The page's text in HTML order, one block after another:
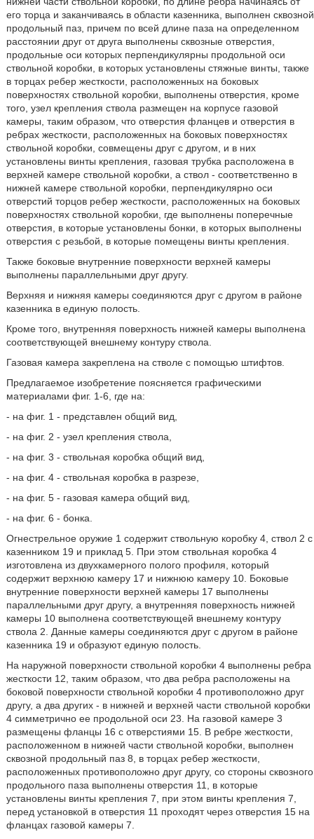
его торца и заканчиваясь в области казенника, выполнен сквозной
продольный паз, причем по всей длине паза на определенном
расстоянии друг от друга выполнены сквозные отверстия,
продольные оси которых перпендикулярны продольной оси
ствольной коробки, в которых установлены стяжные винты, также
в торцах ребер жесткости, расположенных на боковых
поверхностях ствольной коробки, выполнены отверстия, кроме
того, узел крепления ствола размещен на корпусе газовой
камеры, таким образом, что отверстия фланцев и отверстия в
ребрах жесткости, расположенных на боковых поверхностях
ствольной коробки, совмещены друг с другом, и в них
установлены винты крепления, газовая трубка расположена в
верхней камере ствольной коробки, а ствол - соответственно в
нижней камере ствольной коробки, перпендикулярно оси
отверстий торцов ребер жесткости, расположенных на боковых
поверхностях ствольной коробки, где выполнены поперечные
отверстия, в которые установлены бонки, в которых выполнены
отверстия с резьбой, в которые помещены винты крепления.
Также боковые внутренние поверхности верхней камеры
выполнены параллельными друг другу.
Верхняя и нижняя камеры соединяются друг с другом в районе
казенника в единую полость.
Кроме того, внутренняя поверхность нижней камеры выполнена
соответствующей внешнему контуру ствола.
Газовая камера закреплена на стволе с помощью штифтов.
Предлагаемое изобретение поясняется графическими
материалами фиг. 1-6, где на:
- на фиг. 1 - представлен общий вид,
- на фиг. 2 - узел крепления ствола,
- на фиг. 3 - ствольная коробка общий вид,
- на фиг. 4 - ствольная коробка в разрезе,
- на фиг. 5 - газовая камера общий вид,
- на фиг. 6 - бонка.
Огнестрельное оружие 1 содержит ствольную коробку 4, ствол 2 с
казенником 19 и приклад 5. При этом ствольная коробка 4
изготовлена из двухкамерного полого профиля, который
содержит верхнюю камеру 17 и нижнюю камеру 10. Боковые
внутренние поверхности верхней камеры 17 выполнены
параллельными друг другу, а внутренняя поверхность нижней
камеры 10 выполнена соответствующей внешнему контуру
ствола 2. Данные камеры соединяются друг с другом в районе
казенника 19 и образуют единую полость.
На наружной поверхности ствольной коробки 4 выполнены ребра
жесткости 12, таким образом, что два ребра расположены на
боковой поверхности ствольной коробки 4 противоположно друг
другу, а два других - в нижней и верхней части ствольной коробки
4 симметрично ее продольной оси 23. На газовой камере 3
размещены фланцы 16 с отверстиями 15. В ребре жесткости,
расположенном в нижней части ствольной коробки, выполнен
сквозной продольный паз 8, в торцах ребер жесткости,
расположенных противоположно друг другу, со стороны сквозного
продольного паза выполнены отверстия 11, в которые
установлены винты крепления 7, при этом винты крепления 7,
перед установкой в отверстия 11 проходят через отверстия 15 на
фланцах газовой камеры 7.